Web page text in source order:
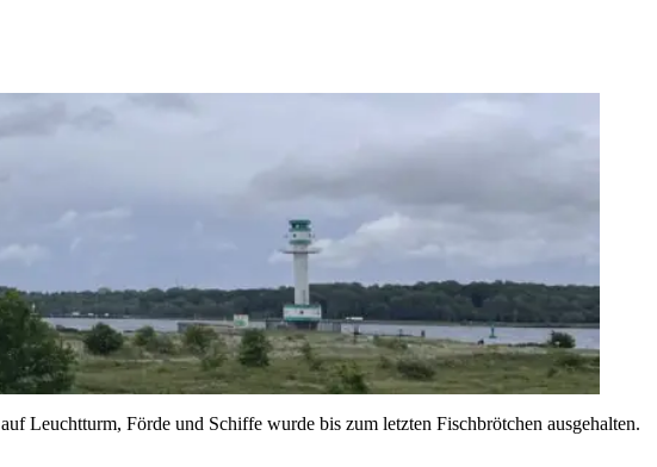
Leuchtturm, Förde und Schiffe wurde bis zum letzten Fischbrötchen ausgehalten.